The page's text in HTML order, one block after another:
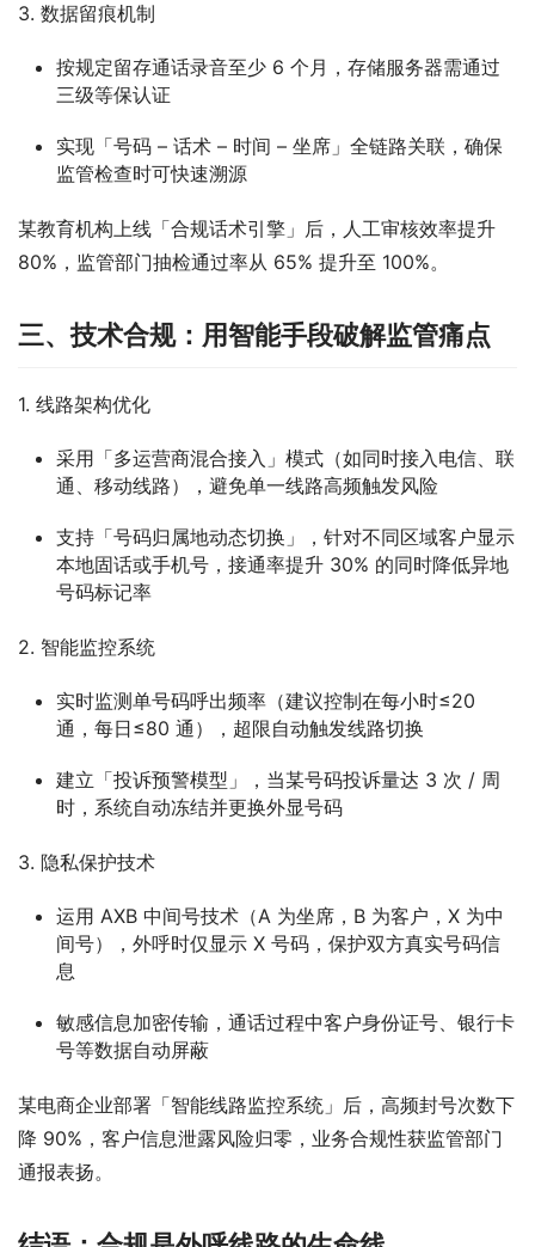
3. 数据留痕机制​
按规定留存通话录音至少 6 个月，存储服务器需通过
三级等保认证​
实现「号码 – 话术 – 时间 – 坐席」全链路关联，确保
监管检查时可快速溯源​
某教育机构上线「合规话术引擎」后，人工审核效率提升
80%，监管部门抽检通过率从 65% 提升至 100%。​
三、技术合规：用智能手段破解监管痛点​
1. 线路架构优化​
采用「多运营商混合接入」模式（如同时接入电信、联
通、移动线路），避免单一线路高频触发风险​
支持「号码归属地动态切换」，针对不同区域客户显示
本地固话或手机号，接通率提升 30% 的同时降低异地
号码标记率​
2. 智能监控系统​
实时监测单号码呼出频率（建议控制在每小时≤20
通，每日≤80 通），超限自动触发线路切换​
建立「投诉预警模型」，当某号码投诉量达 3 次 / 周
时，系统自动冻结并更换外显号码​
3. 隐私保护技术​
运用 AXB 中间号技术（A 为坐席，B 为客户，X 为中
间号），外呼时仅显示 X 号码，保护双方真实号码信
息​
敏感信息加密传输，通话过程中客户身份证号、银行卡
号等数据自动屏蔽​
某电商企业部署「智能线路监控系统」后，高频封号次数下
降 90%，客户信息泄露风险归零，业务合规性获监管部门
通报表扬。​